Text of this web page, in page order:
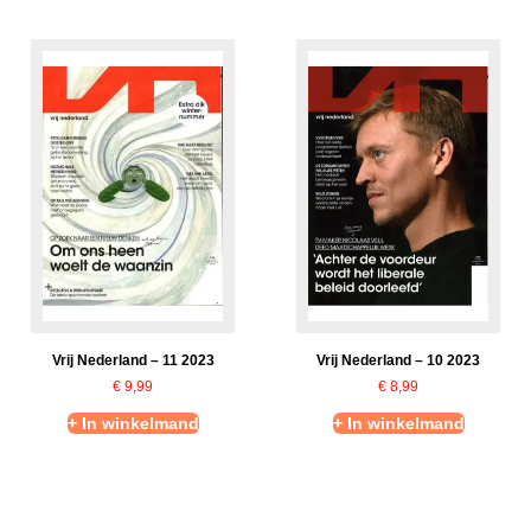
Vrij Nederland – 11 2023
€ 9,99
+ In winkelmand
Vrij Nederland – 10 2023
€ 8,99
+ In winkelmand